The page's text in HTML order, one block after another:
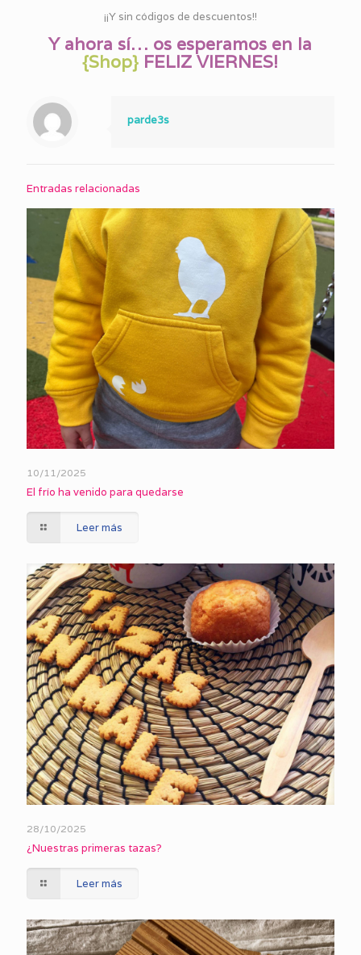
¡¡Y sin códigos de descuentos!!
Y ahora sí… os esperamos en la
{Shop} FELIZ VIERNES!
parde3s
Entradas relacionadas
10/11/2025
El frío ha venido para quedarse
Leer más
28/10/2025
¿Nuestras primeras tazas?
Leer más